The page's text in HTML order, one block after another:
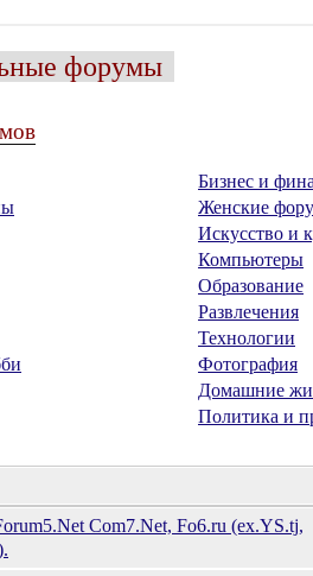
форумы
Бизнес и
Женские
Искусство и
Компьютеры
Образование
Развлечения
Технологии
Фотография
Домашние
Политика и
Com7.Net, Fo6.ru (ex.YS.tj,